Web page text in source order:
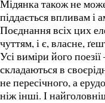
Мідянка також не
піддається впливам і
Поєднання всіх цих
чуттям, і є, власне,
Усі виміри його
складаються в
не пересічного, а
ніж інші. І